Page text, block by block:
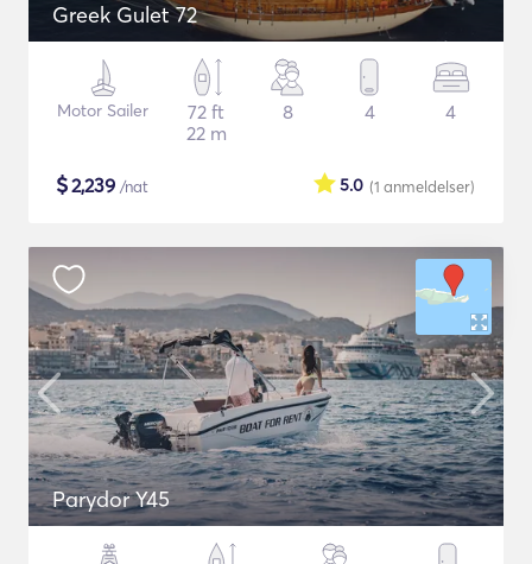
Greek Gulet 72
Motor Sailer
72 ft
22 m
8 4 4
$2,239 /nat (1 anmeldelser)
5.0
Parydor Y45